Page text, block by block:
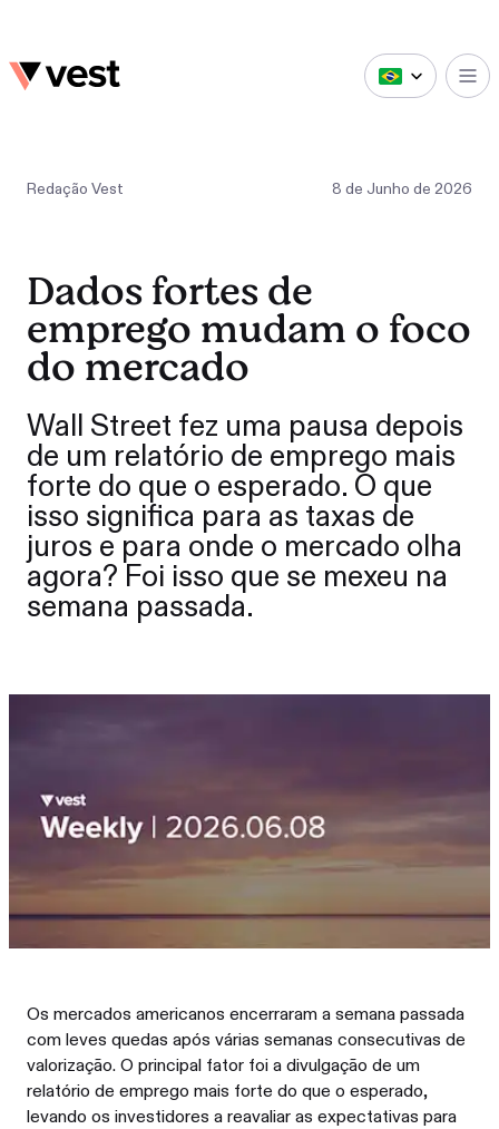
Dados fortes de
emprego mudam o foco
do mercado
Wall Street fez uma pausa depois
de um relatório de emprego mais
forte do que o esperado. O que
isso significa para as taxas de
juros e para onde o mercado olha
agora? Foi isso que se mexeu na
semana passada.
Redação Vest 8 de Junho de 2026
Os mercados americanos encerraram a semana passada
com leves quedas após várias semanas consecutivas de
valorização. O principal fator foi a divulgação de um
relatório de emprego mais forte do que o esperado,
levando os investidores a reavaliar as expectativas para